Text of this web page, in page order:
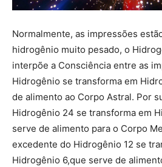
Normalmente, as impressões
hidrogênio muito pesado, o
interpõe a Consciência entre as
Hidrogênio se transforma em
de alimento ao Corpo Astral. Por
Hidrogênio 24 se transforma em
serve de alimento para o Corpo
excedente do Hidrogênio 12 se
Hidrogênio 6,que serve de